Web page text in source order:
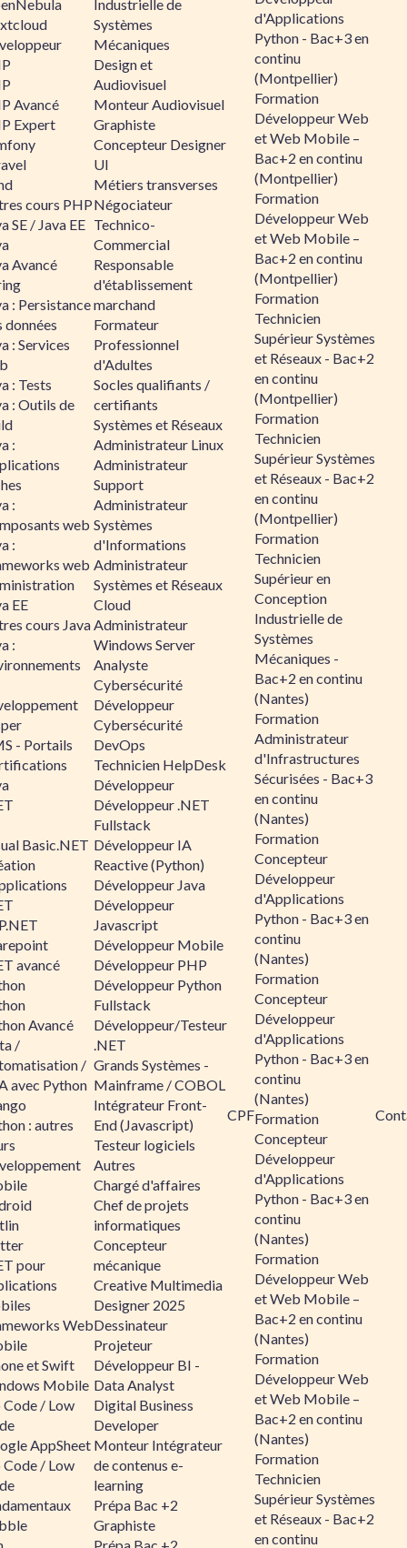
Avancé
Expert
cours PHP
SE / Java EE
Avancé
: Persistance
données
: Services
: Tests
: Outils de
:
:
web
:
web
EE
cours Java
:
- Portails
Basic.NET
avancé
Avancé
/
/
avec Python
: autres
pour
Web
et Swift
Mobile
/ Low
AppSheet
/ Low
Industrielle de
Systèmes
Mécaniques
Design et
Audiovisuel
Monteur Audiovisuel
Graphiste
Concepteur Designer
UI
Métiers transverses
Négociateur
Technico-
Commercial
Responsable
d'établissement
marchand
Formateur
Professionnel
d'Adultes
Socles qualifiants /
certifiants
Systèmes et Réseaux
Administrateur Linux
Administrateur
Support
Administrateur
Systèmes
d'Informations
Administrateur
Systèmes et Réseaux
Cloud
Administrateur
Windows Server
Analyste
Cybersécurité
Développeur
Cybersécurité
DevOps
Technicien HelpDesk
Développeur
Développeur .NET
Fullstack
Développeur IA
Reactive (Python)
Développeur Java
Développeur
Javascript
Développeur Mobile
Développeur PHP
Développeur Python
Fullstack
Développeur/Testeur
.NET
Grands Systèmes -
Mainframe / COBOL
Intégrateur Front-
End (Javascript)
Testeur logiciels
Autres
Chargé d'affaires
Chef de projets
informatiques
Concepteur
mécanique
Creative Multimedia
Designer 2025
Dessinateur
Projeteur
Développeur BI -
Data Analyst
Digital Business
Developer
Monteur Intégrateur
de contenus e-
learning
Prépa Bac +2
Graphiste
CPF
d'Applications
Python - Bac+3 en
continu
(Montpellier)
Formation
Développeur Web
et Web Mobile –
Bac+2 en continu
(Montpellier)
Formation
Développeur Web
et Web Mobile –
Bac+2 en continu
(Montpellier)
Formation
Technicien
Supérieur Systèmes
et Réseaux - Bac+2
en continu
(Montpellier)
Formation
Technicien
Supérieur Systèmes
et Réseaux - Bac+2
en continu
(Montpellier)
Formation
Technicien
Supérieur en
Conception
Industrielle de
Systèmes
Mécaniques -
Bac+2 en continu
(Nantes)
Formation
Administrateur
d'Infrastructures
Sécurisées - Bac+3
en continu
(Nantes)
Formation
Concepteur
Développeur
d'Applications
Python - Bac+3 en
continu
(Nantes)
Formation
Concepteur
Développeur
d'Applications
Python - Bac+3 en
continu
(Nantes)
Formation
Concepteur
Développeur
d'Applications
Python - Bac+3 en
continu
(Nantes)
Formation
Développeur Web
et Web Mobile –
Bac+2 en continu
(Nantes)
Formation
Développeur Web
et Web Mobile –
Bac+2 en continu
(Nantes)
Formation
Technicien
Supérieur Systèmes
et Réseaux - Bac+2
en continu